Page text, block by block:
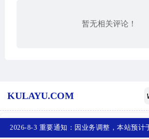
暂无相关评论！
首页 产品 排行榜
KULAYU.COM
酷拉鱼 网站地图 关于我们